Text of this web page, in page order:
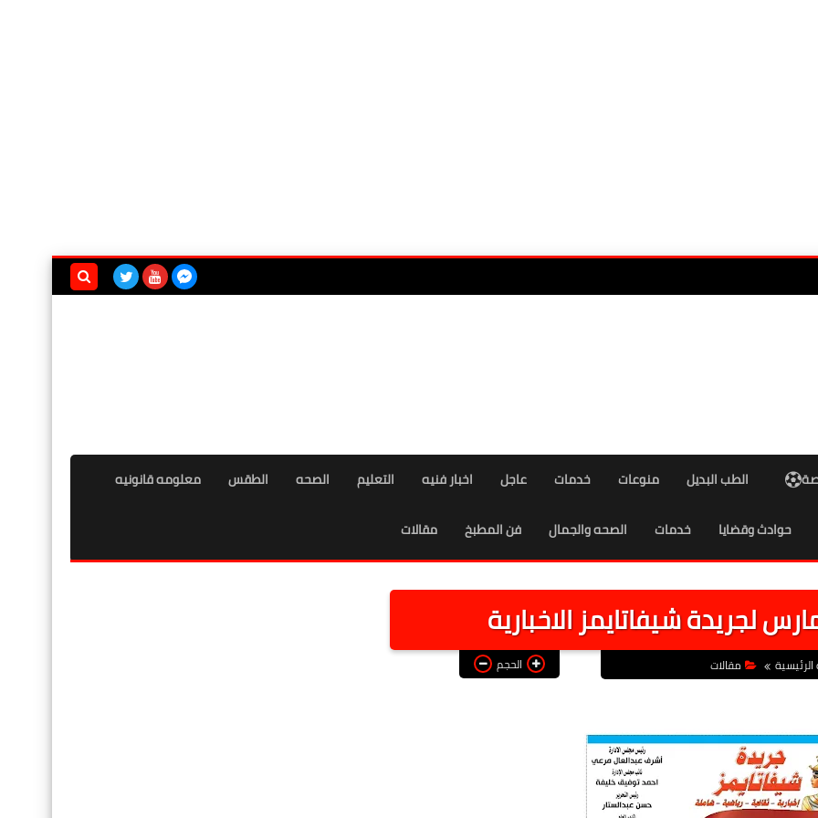
الطب البديل منوعات خدمات عاجل اخبار فنيه التعليم الصحه الطقس معلومه قانونيه
حوادث وقضايا خدمات الصحه والجمال فن المطبخ مقالات
لجريدة شيفاتايمز الاخبارية
مقالات الحجم